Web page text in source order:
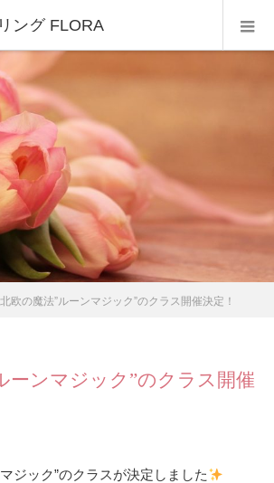
ング FLORA
北欧の魔法”ルーンマジック”のクラス開催決定！
ーンマジック”のクラス開催
ジック”のクラスが決定しました